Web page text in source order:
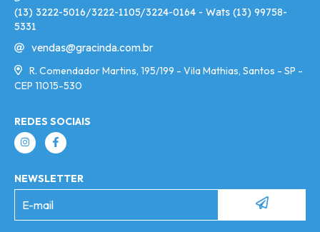
(13) 3222-5016/3222-1105/3224-0164 - Wats (13) 99758-
5331
vendas@gracinda.com.br
R. Comendador Martins, 195/199 - Vila Mathias, Santos - SP -
CEP 11015-530
REDES SOCIAIS
NEWSLETTER